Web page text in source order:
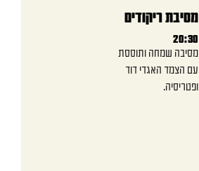
מסיבת ריקודים
20:30
מסיבה שמחה ותוססת
עם הצמד האגדי דוד
ופטריסיה.